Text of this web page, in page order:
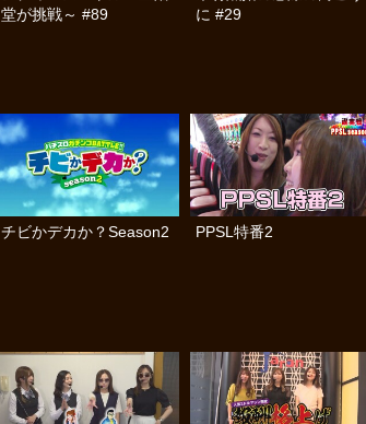
堂が挑戦～ #89
に #29
チビかデカか？Season2 PPSL特番2